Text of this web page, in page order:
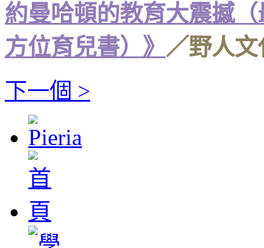
約曼哈頓的教育大震撼
方位育兒書）》 ／野人文
下一個 >